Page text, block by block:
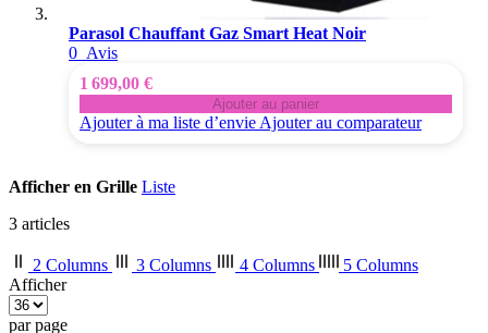
Parasol Chauffant Gaz Smart Heat Noir
0 Avis
1 699,00 €
Ajouter au panier
Ajouter à ma liste d’envie Ajouter au comparateur
Afficher en Grille Liste
3 articles
2 Columns 3 Columns 4 Columns
5 Columns
Afficher
par page